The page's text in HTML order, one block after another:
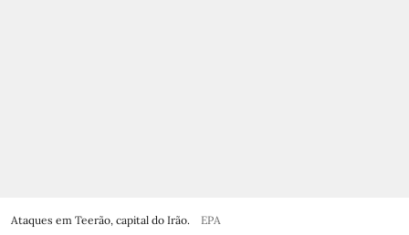
Ataques em Teerão, capital do Irão. EPA